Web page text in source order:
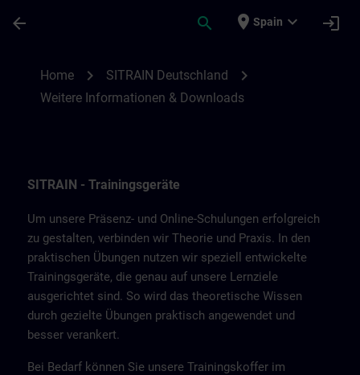
arrow_back search place Spain expand_more login
Home chevron_right SITRAIN Deutschland chevron_right
Weitere Informationen & Downloads
SITRAIN - Trainingsgeräte
Um unsere Präsenz- und Online-Schulungen erfolgreich
zu gestalten, verbinden wir Theorie und Praxis. In den
praktischen Übungen nutzen wir speziell entwickelte
Trainingsgeräte, die genau auf unsere Lernziele
ausgerichtet sind. So wird das theoretische Wissen
durch gezielte Übungen praktisch angewendet und
besser verankert.
Bei Bedarf können Sie unsere Trainingskoffer im